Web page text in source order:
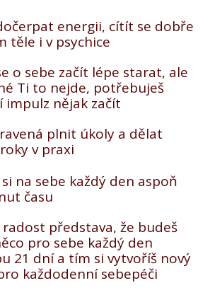
energii, cítít se dobře
těle i v psychice
o sebe začít lépe starat, ale
Ti to nejde, potřebuješ
impulz nějak začít
plnit úkoly a dělat
v praxi
na sebe každý den aspoň
času
představa, že budeš
pro sebe každý den
21 dní a tím si vytvoříš nový
každodenní sebepéči